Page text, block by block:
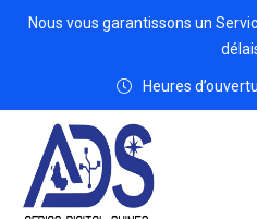
Nous vous garantissons un
Heures